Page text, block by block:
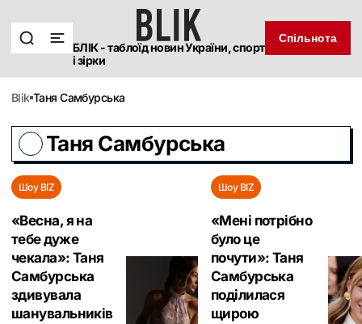
БЛІК - таблоїд новин України, спорт
і зірки
Спільнота
blik Таня Самбурська
Таня Самбурська
Шоу BIZ
«Весна, я на
тебе дуже
чекала»: Таня
Самбурська
здивувала
шанувальників
Шоу BIZ
«Мені потрібно
було це
почути»: Таня
Самбурська
поділилася
щирою